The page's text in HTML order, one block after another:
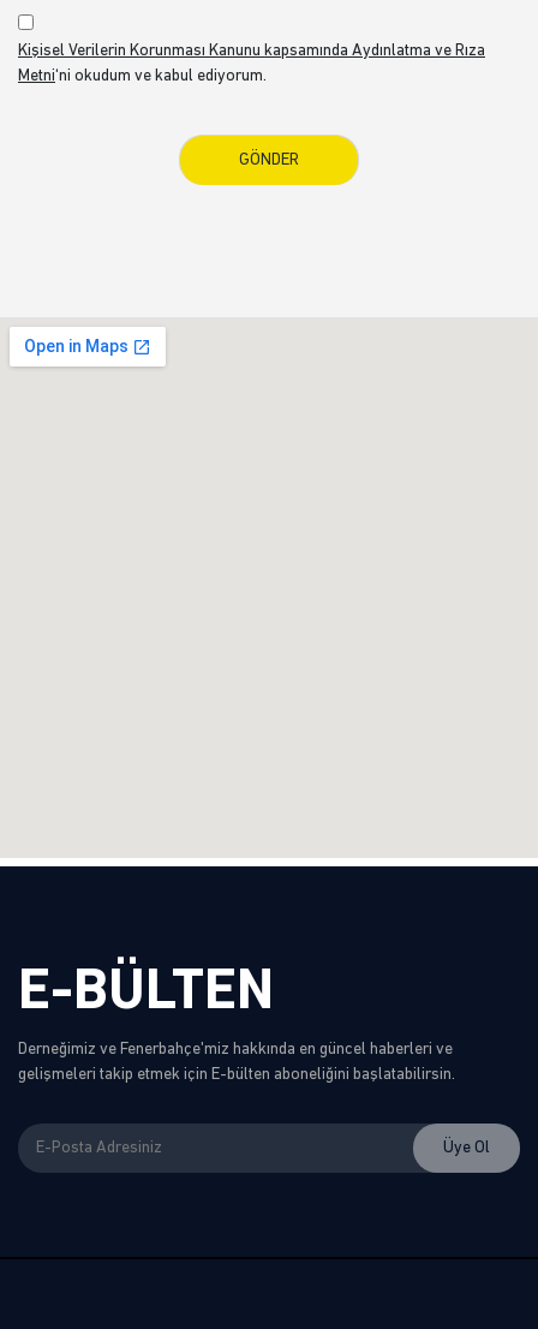
Kişisel Verilerin Korunması Kanunu kapsamında Aydınlatma ve Rıza
Metni‘ni okudum ve kabul ediyorum.
E-BÜLTEN
Derneğimiz ve Fenerbahçe'miz hakkında en güncel haberleri ve
gelişmeleri takip etmek için E-bülten aboneliğini başlatabilirsin.